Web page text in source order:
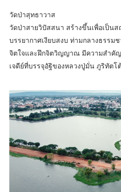
วัดป่าสุทธาวาส
วัดป่าสายวิปัสสนา สร้างขึ้นเพื่อเป็น
บรรยากาศเงียบสงบ ท่ามกลางธรรม
จิตใจและฝึกจิตวิญญาณ มีความสำคั
เจดีย์ที่บรรจุอัฐิของหลวงปู่มั่น ภูริทัตโ